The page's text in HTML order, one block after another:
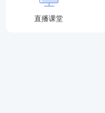
直播课堂